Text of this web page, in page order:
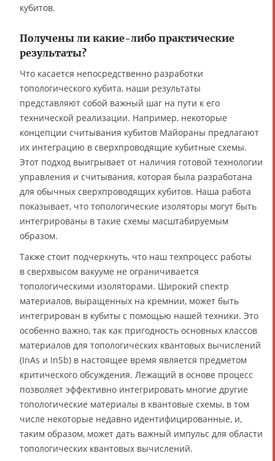
кубитов.
Получены ли какие-либо практические
результаты?
Что касается непосредственно разработки
топологического кубита, наши результаты
представляют собой важный шаг на пути к его
технической реализации. Например, некоторые
концепции считывания кубитов Майораны предлагают
их интеграцию в сверхпроводящие кубитные схемы.
Этот подход выигрывает от наличия готовой технологии
управления и считывания, которая была разработана
для обычных сверхпроводящих кубитов. Наша работа
показывает, что топологические изоляторы могут быть
интегрированы в такие схемы масштабируемым
образом.
Также стоит подчеркнуть, что наш техпроцесс работы
в сверхвысом вакууме не ограничивается
топологическими изоляторами. Широкий спектр
материалов, выращенных на кремнии, может быть
интегрирован в кубиты с помощью нашей техники. Это
особенно важно, так как пригодность основных классов
материалов для топологических квантовых вычислений
(InAs и InSb) в настоящее время является предметом
критического обсуждения. Лежащий в основе процесс
позволяет эффективно интегрировать многие другие
топологические материалы в квантовые схемы, в том
числе некоторые недавно идентифицированные, и,
таким образом, может дать важный импульс для области
топологических квантовых вычислений.